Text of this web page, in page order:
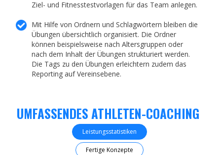
Ziel- und Fitnesstestvorlagen für das Team anlegen.
Mit Hilfe von Ordnern und Schlagwörtern bleiben die
Übungen übersichtlich organisiert. Die Ordner
können beispielsweise nach Altersgruppen oder
nach dem Inhalt der Übungen strukturiert werden.
Die Tags zu den Übungen erleichtern zudem das
Reporting auf Vereinsebene.
UMFASSENDES ATHLETEN-COACHING
Leistungsstatistiken
Fertige Konzepte